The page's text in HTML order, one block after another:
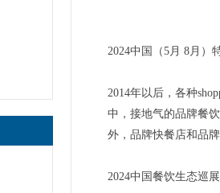
2024中国（5月 8月）
2014年以后，各种
中，接地气的品牌餐
外，品牌快餐店和品
2024中国餐饮生态巡